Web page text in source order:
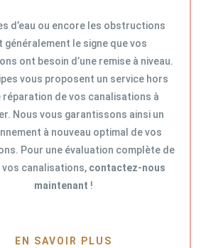
d’eau ou encore les obstructions
généralement le signe que vos
ont besoin d’une remise à niveau.
vous proposent un service hors
réparation de vos canalisations à
Nous vous garantissons ainsi un
à nouveau optimal de vos
Pour une évaluation complète de
vos canalisations, contactez-nous
maintenant !
EN SAVOIR PLUS